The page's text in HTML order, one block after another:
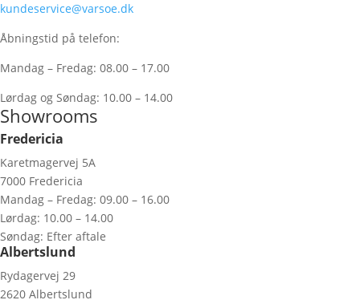
kundeservice@varsoe.dk
Åbningstid på telefon:
Mandag – Fredag: 08.00 – 17.00
Lørdag og Søndag: 10.00 – 14.00
Showrooms
Fredericia
Karetmagervej 5A
7000 Fredericia
Mandag – Fredag: 09.00 – 16.00
Lørdag: 10.00 – 14.00
Søndag: Efter aftale
Albertslund
Rydagervej 29
2620 Albertslund